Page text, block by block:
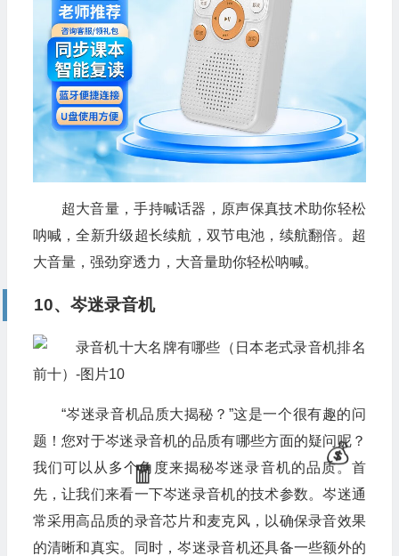
超大音量，手持喊话器，原声保真技术助你轻松
呐喊，全新升级超长续航，双节电池，续航翻倍。超
大音量，强劲穿透力，大音量助你轻松呐喊。
10、岑迷录音机
“岑迷录音机品质大揭秘？”这是一个很有趣的问
题！您对于岑迷录音机的品质有哪些方面的疑问呢？
我们可以从多个角度来揭秘岑迷录音机的品质。首
先，让我们来看一下岑迷录音机的技术参数。岑迷通
常采用高品质的录音芯片和麦克风，以确保录音效果
的清晰和真实。同时，岑迷录音机还具备一些额外的